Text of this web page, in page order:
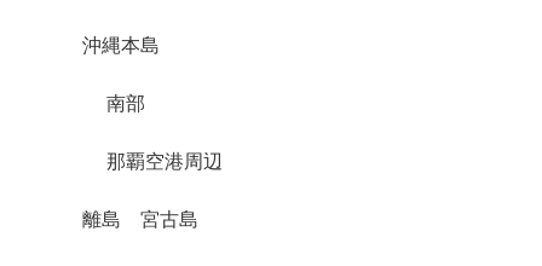
沖縄本島
南部
那覇空港周辺
離島 宮古島